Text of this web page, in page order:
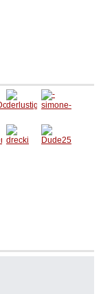
derlusti
geastro
naut
-
simone
-